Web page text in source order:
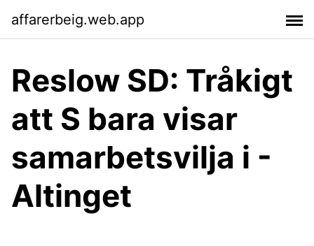
affarerbeig.web.app
Reslow SD: Tråkigt
att S bara visar
samarbetsvilja i -
Altinget